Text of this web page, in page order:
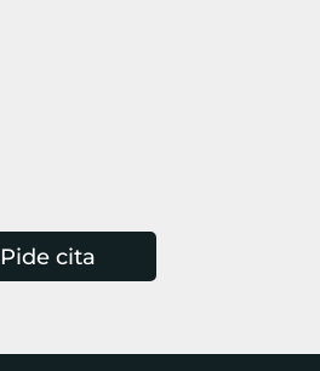
Pide cita